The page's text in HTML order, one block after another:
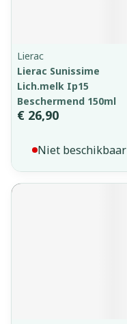
Lierac
Lierac Sunissime
Lich.melk Ip15
Beschermend 150ml
€ 26,90
Niet beschikbaar